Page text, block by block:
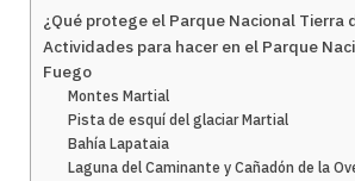
¿Qué protege el Parque Nacional Tierra
Actividades para hacer en el Parque
Fuego
Montes Martial
Pista de esquí del glaciar Martial
Bahía Lapataia
Laguna del Caminante y Cañadón de la